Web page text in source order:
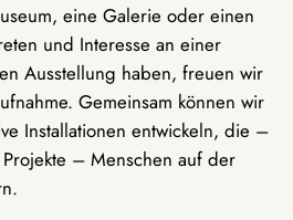
eine Galerie oder einen
und Interesse an einer
Ausstellung haben, freuen wir
Gemeinsam können wir
Installationen entwickeln, die –
– Menschen auf der